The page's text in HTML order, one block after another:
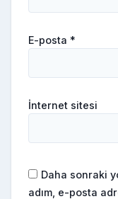
E-posta *
İnternet sitesi
Daha sonraki
adım, e-posta